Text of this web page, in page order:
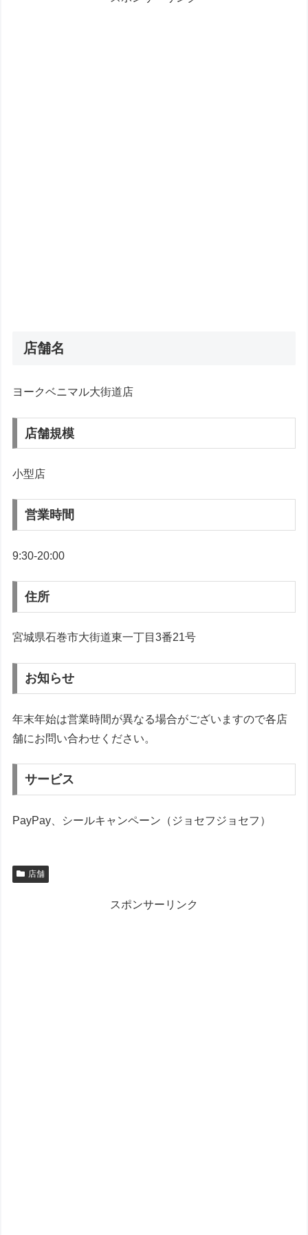
店舗名
ヨークベニマル大街道店
店舗規模
小型店
営業時間
9:30-20:00
住所
宮城県石巻市大街道東一丁目3番21号
お知らせ
年末年始は営業時間が異なる場合がございますので各店
舗にお問い合わせください。
サービス
PayPay、シールキャンペーン（ジョセフジョセフ）
店舗
スポンサーリンク